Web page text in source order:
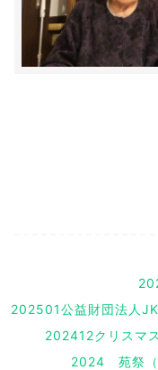
202501公益財団法人
202412クリスマ
2024 苑祭（